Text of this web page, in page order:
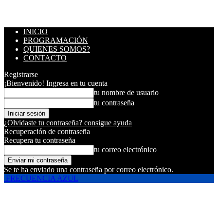
INICIO
PROGRAMACIÓN
QUIENES SOMOS?
CONTACTO
Registrarse
¡Bienvenido! Ingresa en tu cuenta
tu nombre de usuario
tu contraseña
¿Olvidaste tu contraseña? consigue ayuda
Recuperación de contraseña
Recupera tu contraseña
tu correo electrónico
Se te ha enviado una contraseña por correo electrónico.
FRECUENCIA AZUL